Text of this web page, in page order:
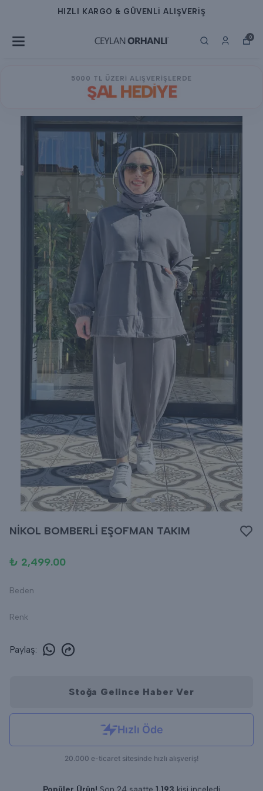
HIZLI KARGO & GÜVENLİ ALIŞVERİŞ
0
5000 TL ÜZERİ ALIŞVERİŞLERDE
ŞAL HEDİYE
NİKOL BOMBERLİ EŞOFMAN TAKIM
₺ 2,499.00
Beden
Renk
Paylaş:
Stoğa Gelince Haber Ver